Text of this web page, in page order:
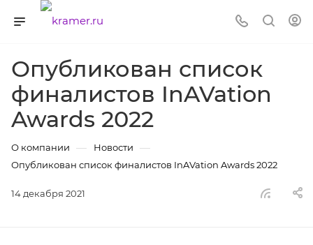
Опубликован список
финалистов InAVation
Awards 2022
О компании — Новости —
Опубликован список финалистов InAVation Awards 2022
14 декабря 2021